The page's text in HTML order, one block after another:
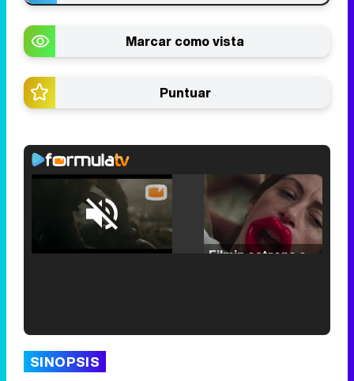
Marcar como vista
Puntuar
Unmute /
Loaded
25.30%
SINOPSIS